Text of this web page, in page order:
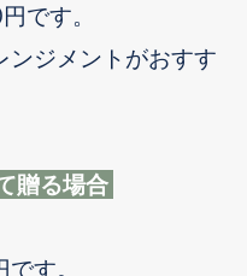
です。
ンジメントがおすす
贈る場合
す。